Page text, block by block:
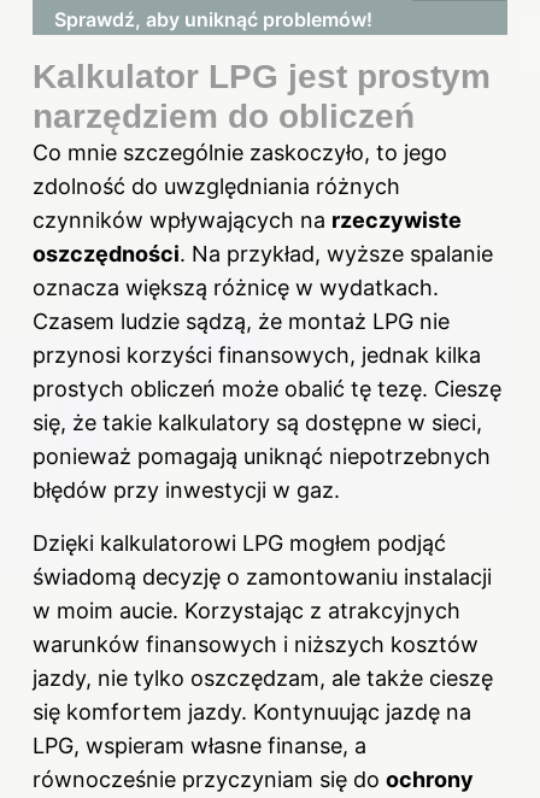
Sprawdź, aby uniknąć problemów!
Kalkulator LPG jest prostym
narzędziem do obliczeń
Co mnie szczególnie zaskoczyło, to jego
zdolność do uwzględniania różnych
czynników wpływających na rzeczywiste
oszczędności. Na przykład, wyższe spalanie
oznacza większą różnicę w wydatkach.
Czasem ludzie sądzą, że montaż LPG nie
przynosi korzyści finansowych, jednak kilka
prostych obliczeń może obalić tę tezę. Cieszę
się, że takie kalkulatory są dostępne w sieci,
ponieważ pomagają uniknąć niepotrzebnych
błędów przy inwestycji w gaz.
Dzięki kalkulatorowi LPG mogłem podjąć
świadomą decyzję o zamontowaniu instalacji
w moim aucie. Korzystając z atrakcyjnych
warunków finansowych i niższych kosztów
jazdy, nie tylko oszczędzam, ale także cieszę
się komfortem jazdy. Kontynuując jazdę na
LPG, wspieram własne finanse, a
równocześnie przyczyniam się do ochrony